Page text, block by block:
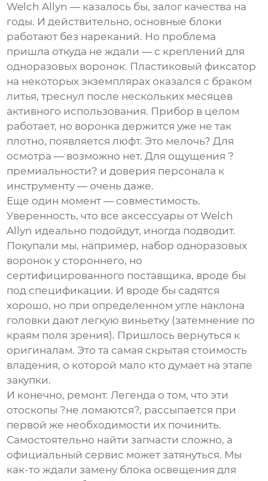
Welch Allyn — казалось бы, залог качества на
годы. И действительно, основные блоки
работают без нареканий. Но проблема
пришла откуда не ждали — с креплений для
одноразовых воронок. Пластиковый фиксатор
на некоторых экземплярах оказался с браком
литья, треснул после нескольких месяцев
активного использования. Прибор в целом
работает, но воронка держится уже не так
плотно, появляется люфт. Это мелочь? Для
осмотра — возможно нет. Для ощущения ?
премиальности? и доверия персонала к
инструменту — очень даже.
Еще один момент — совместимость.
Уверенность, что все аксессуары от Welch
Allyn идеально подойдут, иногда подводит.
Покупали мы, например, набор одноразовых
воронок у стороннего, но
сертифицированного поставщика, вроде бы
под спецификации. И вроде бы садятся
хорошо, но при определенном угле наклона
головки дают легкую виньетку (затемнение по
краям поля зрения). Пришлось вернуться к
оригиналам. Это та самая скрытая стоимость
владения, о которой мало кто думает на этапе
закупки.
И конечно, ремонт. Легенда о том, что эти
отоскопы ?не ломаются?, рассыпается при
первой же необходимости их починить.
Самостоятельно найти запчасти сложно, а
официальный сервис может затянуться. Мы
как-то ждали замену блока освещения для